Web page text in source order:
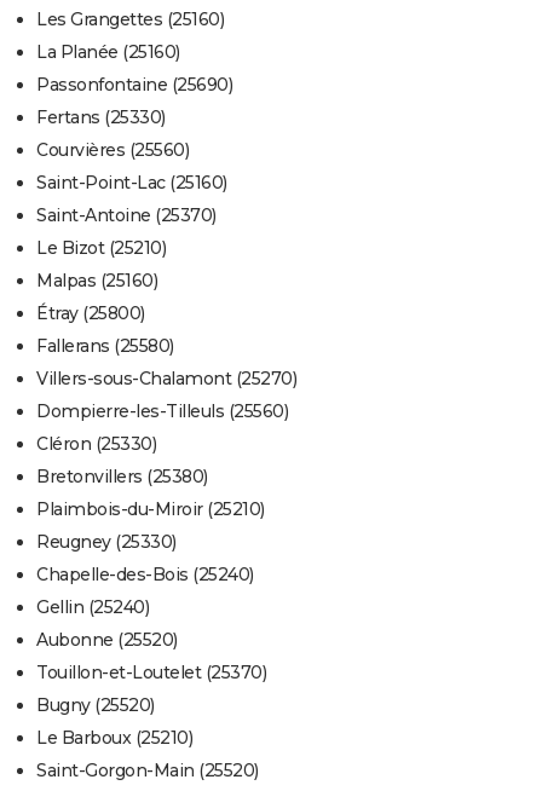
Les Grangettes (25160)
La Planée (25160)
Passonfontaine (25690)
Fertans (25330)
Courvières (25560)
Saint-Point-Lac (25160)
Saint-Antoine (25370)
Le Bizot (25210)
Malpas (25160)
Étray (25800)
Fallerans (25580)
Villers-sous-Chalamont (25270)
Dompierre-les-Tilleuls (25560)
Cléron (25330)
Bretonvillers (25380)
Plaimbois-du-Miroir (25210)
Reugney (25330)
Chapelle-des-Bois (25240)
Gellin (25240)
Aubonne (25520)
Touillon-et-Loutelet (25370)
Bugny (25520)
Le Barboux (25210)
Saint-Gorgon-Main (25520)